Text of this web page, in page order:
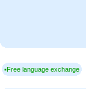
▪Free language exchange